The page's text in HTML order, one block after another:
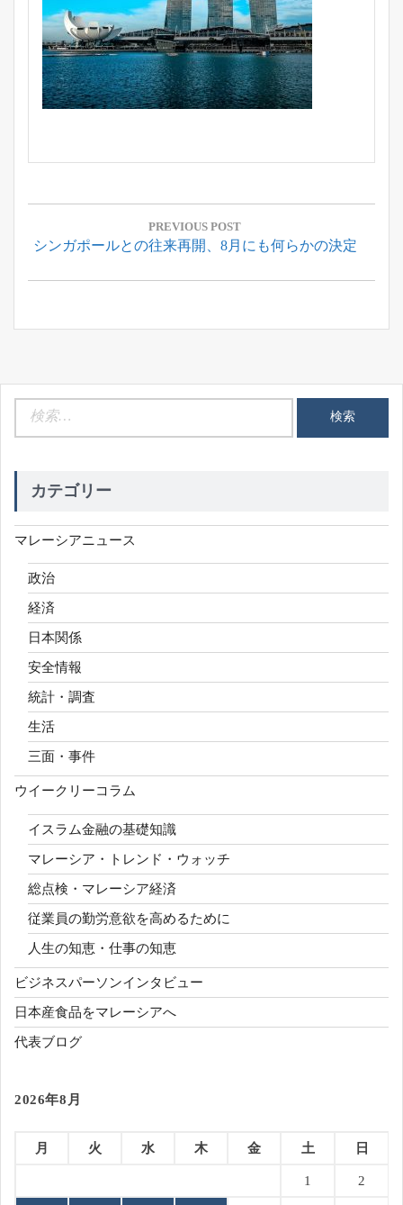
投
ナ
ビ
ー
ョ
ン
PREVIOUS POST
Previous
シンガポールとの往来再開、8月にも何らかの決定
カテゴリー
マレーシアニュース
政治
経済
日本関係
安全情報
統計・調査
生活
三面・事件
ウイークリーコラム
イスラム金融の基礎知識
マレーシア・トレンド・ウォッチ
総点検・マレーシア経済
従業員の勤労意欲を高めるために
人生の知恵・仕事の知恵
ビジネスパーソンインタビュー
日本産食品をマレーシアへ
代表ブログ
2026年8月
月 火 水 木 金 土 日
1 2